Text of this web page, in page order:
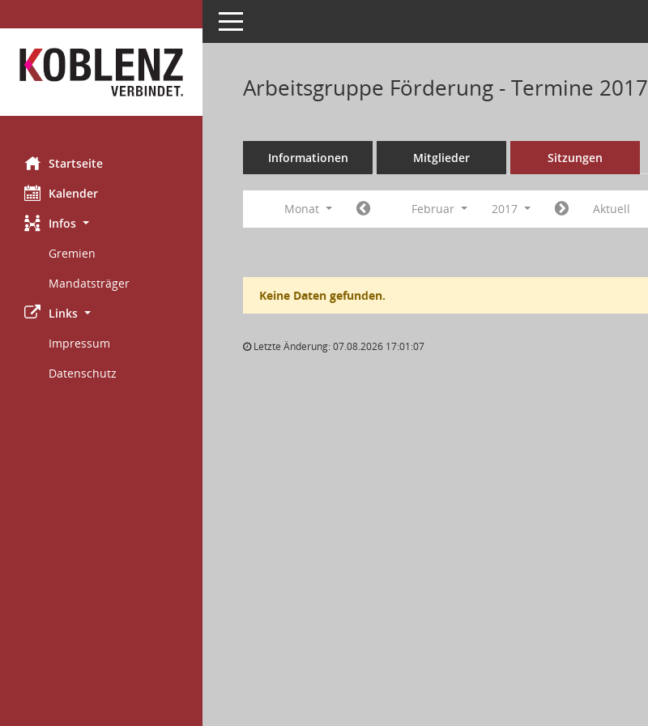
Startseite
Kalender
Infos
Gremien
Mandatsträger
Links
Impressum
Datenschutz
Toggle navigation
Arbeitsgruppe Förderung - Termine 2017
Informationen Mitglieder Sitzungen
Monat Februar 2017 Aktuell
Keine Daten gefunden.
Letzte Änderung: 07.08.2026 17:01:07